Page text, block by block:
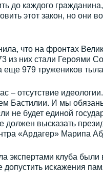
до каждого
этот закон, но
что на фронтах
из них стали Героями
еще 979 тружеников
– отсутствие
Бастилии. И мы
не будет единой
должен высказать
«Ардагер» Марипа
экспертами клуба
допустить искажения